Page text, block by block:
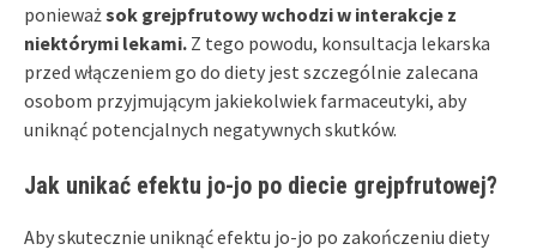
ponieważsok grejpfrutowy wchodzi w interakcje z
niektórymi lekami. Z tego powodu, konsultacja lekarska
przed włączeniem go do diety jest szczególnie zalecana
osobom przyjmującym jakiekolwiek farmaceutyki, aby
uniknąć potencjalnych negatywnych skutków.
Jak unikać efektu jo-jo po diecie grejpfrutowej?
Aby skutecznie uniknąć efektu jo-jo po zakończeniu diety